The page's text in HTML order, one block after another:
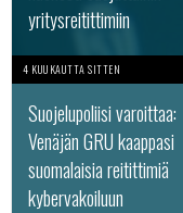
yritysreitittimiin
4 KUUKAUTTA SITTEN
Suojelupoliisi varoittaa:
Venäjän GRU kaappasi
suomalaisia reitittimiä
kybervakoiluun